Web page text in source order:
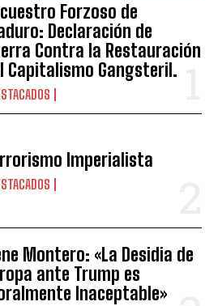
Forzoso de
Declaración de
Contra la Restauración
Capitalismo Gangsteril.
Imperialista
Montero: «La Desidia de
ante Trump es
Inaceptable»